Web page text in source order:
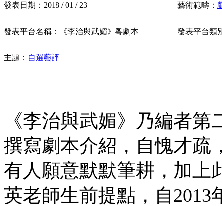
發表日期： 2018 / 01 / 23 藝術範疇：
發表平台名稱： 《李治與武媚》粵劇本 發表平台類
主題： 自選藝評
《李治與武媚》乃編者
撰寫劇本介紹，自愧才疏
有人願意默默筆耕，加上
英老師生前提點，自